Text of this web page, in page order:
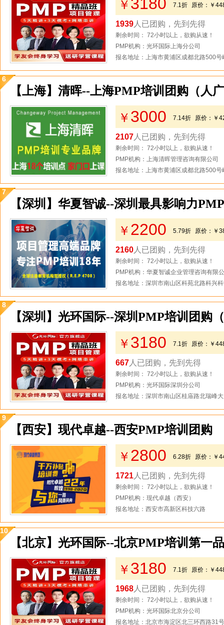
￥ 7.1折 原价： ￥
1939 人已团购，先到先得
剩余时间： 72小时以上，欲购从速！
PMP机构：光环国际上海分公司
报名地址：上海市黄浦区成都北路500
6
【上海】清晖--上海PMP培训团购（人
￥ 3000 7.14折 原价： ￥
2107 人已团购，先到先得
剩余时间： 72小时以上，欲购从速！
PMP机构：上海清晖管理咨询有限公司
报名地址：上海市黄浦区成都北路500
7
【深圳】华夏智诚--深圳最具影响力
￥ 2200 5.79折 原价： ￥
2160 人已团购，先到先得
剩余时间： 72小时以上，欲购从速！
PMP机构：华夏智诚企业管理咨询有限
报名地址：深圳市南山区科苑北路科兴
8
【深圳】光环国际--深圳PMP培训团购
￥ 3180 7.1折 原价： ￥
667 人已团购，先到先得
剩余时间： 72小时以上，欲购从速！
PMP机构：光环国际深圳分公司
报名地址：深圳市南山区桂庙路北瑞峰
9
【西安】现代卓越--西安PMP培训团购
￥ 2800 6.28折 原价： ￥
1721 人已团购，先到先得
剩余时间： 72小时以上，欲购从速！
PMP机构：现代卓越（西安）
报名地址：西安市高新区科技六路
10
【北京】光环国际--北京PMP培训第一
￥ 3180 7.1折 原价： ￥
1968 人已团购，先到先得
剩余时间： 72小时以上，欲购从速！
PMP机构：光环国际北京分公司
报名地址：北京市海淀区北三环西路31